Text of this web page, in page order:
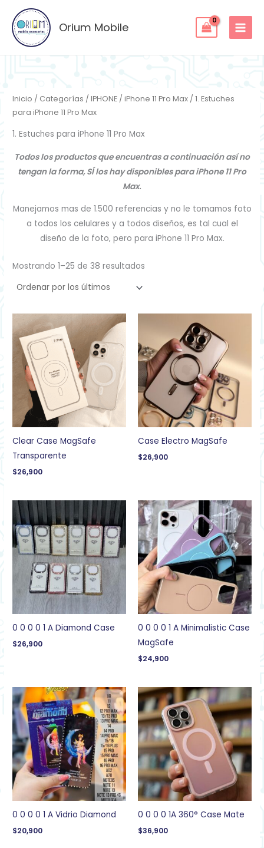
contenido
Orium Mobile
Inicio / Categorías /IPHONE /iPhone 11 Pro Max / 1. Estuches
para iPhone 11 Pro Max
1. Estuches para iPhone 11 Pro Max
Todos los productos que encuentras a continuación así no
tengan la forma, SÍ los hay disponibles para iPhone 11 Pro
Max.
Manejamos mas de 1.500 referencias y no le tomamos foto
a todos los celulares y a todos diseños, es tal cual el
diseño de la foto, pero para iPhone 11 Pro Max.
Mostrando 1–25 de 38 resultados
Clear Case MagSafe
Transparente
$26,900
Case Electro MagSafe
$26,900
0 0 0 0 1 A Diamond Case
$26,900
0 0 0 0 1 A Minimalistic Case
MagSafe
$24,900
0 0 0 0 1 A Vidrio Diamond
$20,900
0 0 0 0 1A 360° Case Mate
$36,900